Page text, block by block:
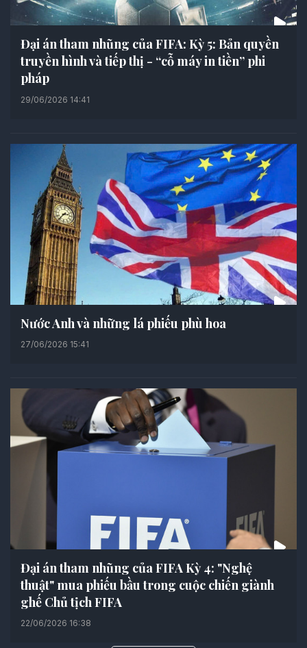
Đại án tham nhũng của FIFA: Kỳ 5: Bản quyền
truyền hình và tiếp thị - “cỗ máy in tiền” phi
pháp
29/06/2026 14:41
Nước Anh và những lá phiếu phù hoa
27/06/2026 15:41
Đại án tham nhũng của FIFA Kỳ 4: "Nghệ
thuật" mua phiếu bầu trong cuộc chiến giành
ghế Chủ tịch FIFA
22/06/2026 16:38